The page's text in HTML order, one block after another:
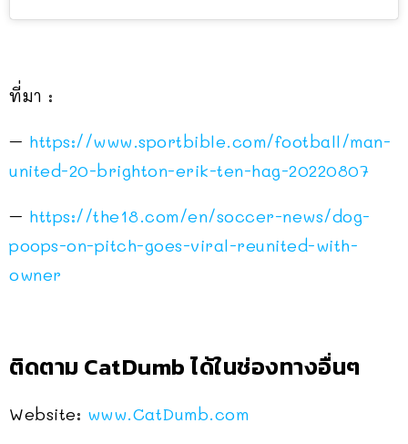
ที่มา :
– https://www.sportbible.com/football/man-
united-20-brighton-erik-ten-hag-20220807
– https://the18.com/en/soccer-news/dog-
poops-on-pitch-goes-viral-reunited-with-
owner
ติดตาม CatDumb ได้ในช่องทางอื่นๆ
Website: www.CatDumb.com